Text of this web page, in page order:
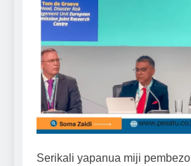
Serikali yapanua miji